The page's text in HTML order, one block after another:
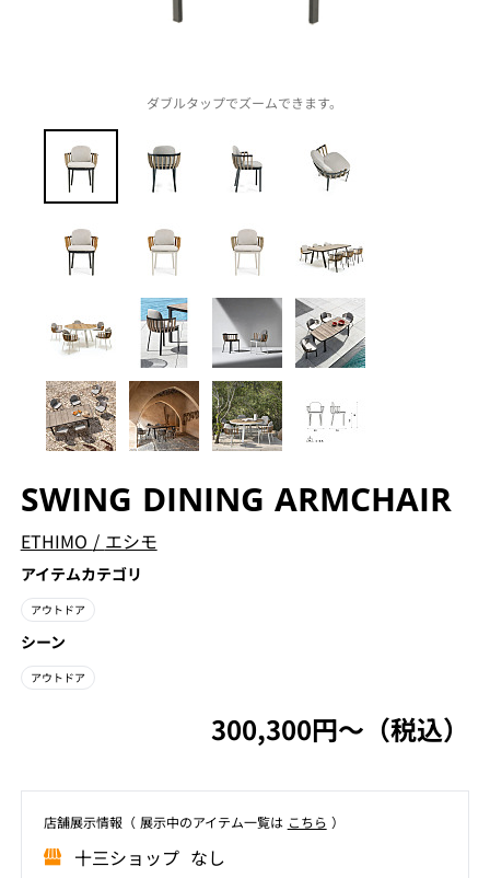
ダブルタップでズームできます。
SWING DINING ARMCHAIR
ETHIMO / エシモ
アイテムカテゴリ
アウトドア
シーン
アウトドア
300,300円〜（税込）
店舗展⽰情報（ 展⽰中のアイテム⼀覧は こちら ）
⼗三ショップ なし